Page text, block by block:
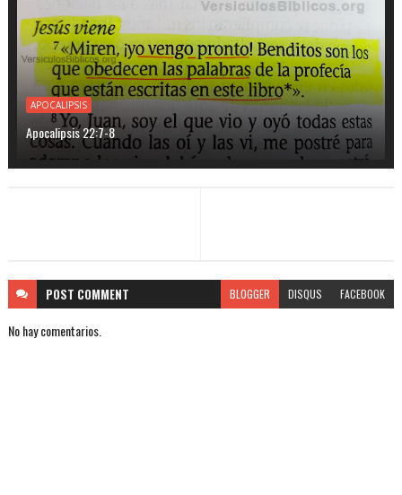
APOCALIPSIS
Apocalipsis 22:7-8
POST COMMENT BLOGGER DISQUS FACEBOOK
No hay comentarios.